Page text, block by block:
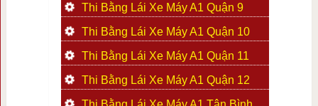
Thi Bằng Lái Xe Máy A1 Quận 9
Thi Bằng Lái Xe Máy A1 Quận 10
Thi Bằng Lái Xe Máy A1 Quận 11
Thi Bằng Lái Xe Máy A1 Quận 12